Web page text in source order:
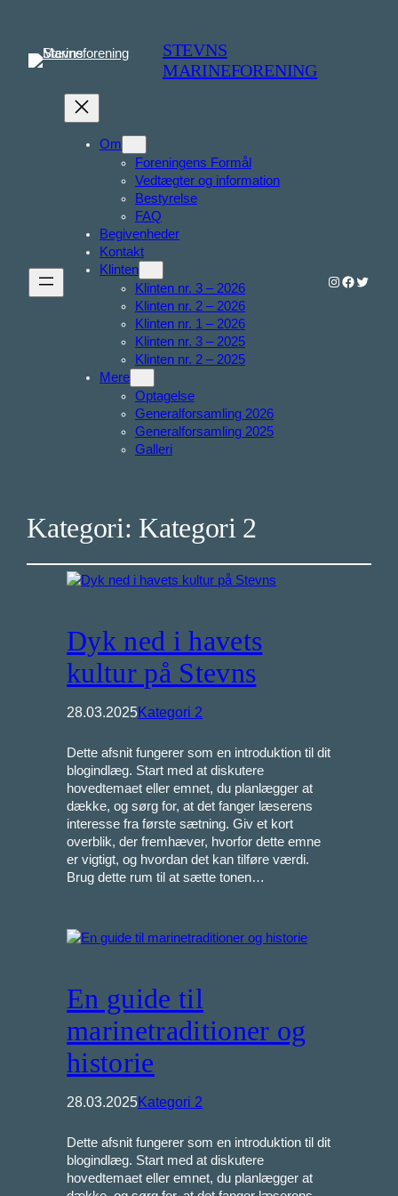
STEVNS
MARINEFORENING
Om
Foreningens Formål
Vedtægter og information
Bestyrelse
FAQ
Begivenheder
Kontakt
Klinten
Klinten nr. 3 – 2026
Klinten nr. 2 – 2026
Klinten nr. 1 – 2026
Klinten nr. 3 – 2025
Klinten nr. 2 – 2025
Mere
Optagelse
Generalforsamling 2026
Generalforsamling 2025
Galleri
Instagram
Twitter
Kategori: Kategori 2
Dyk ned i havets
kultur på Stevns
28.03.2025Kategori 2
Dette afsnit fungerer som en introduktion til dit
blogindlæg. Start med at diskutere
hovedtemaet eller emnet, du planlægger at
dække, og sørg for, at det fanger læserens
interesse fra første sætning. Giv et kort
overblik, der fremhæver, hvorfor dette emne
er vigtigt, og hvordan det kan tilføre værdi.
Brug dette rum til at sætte tonen…
En guide til
marinetraditioner og
historie
28.03.2025Kategori 2
Dette afsnit fungerer som en introduktion til dit
blogindlæg. Start med at diskutere
hovedtemaet eller emnet, du planlægger at